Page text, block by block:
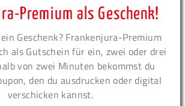
Premium als Geschenk!
Geschenk? Frankenjura-Premium
als Gutschein für ein, zwei oder drei
von zwei Minuten bekommst du
den du ausdrucken oder digital
verschicken kannst.